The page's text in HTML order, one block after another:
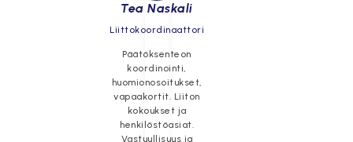
Tea Naskali
Liittokoordinaattori
Päätöksenteon
koordinointi,
huomionosoitukset,
vapaakortit. Liiton
kokoukset ja
henkilöstöasiat.
Vastuullisuus ja